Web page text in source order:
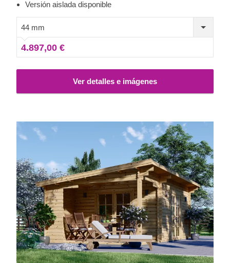
casa de verano o zona de descanso donde poder relajarse
mayor comodidad, también se encuentra disponible una
versión aislada de este modelo.
Versión aislada disponible
44 mm
4.897,00 €
Ver detalles e imágenes